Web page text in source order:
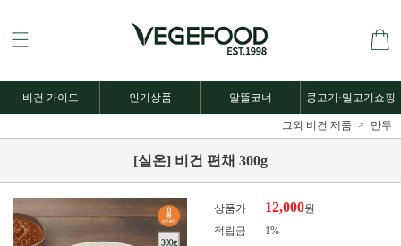
비건 가이드 인기상품 알뜰코너 콩고기·밀고기쇼핑
그외 비건 제품 만두
[실온] 비건 편채 300g
상품가 12,000원
적립금
1%